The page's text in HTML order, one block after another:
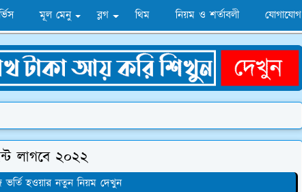
মূল মেনু ব্লগ থিম নিয়ম ও শর্তাবলী যোগাযোগ
লাগবে ২০২২
হওয়ার নতুন নিয়ম দেখুন